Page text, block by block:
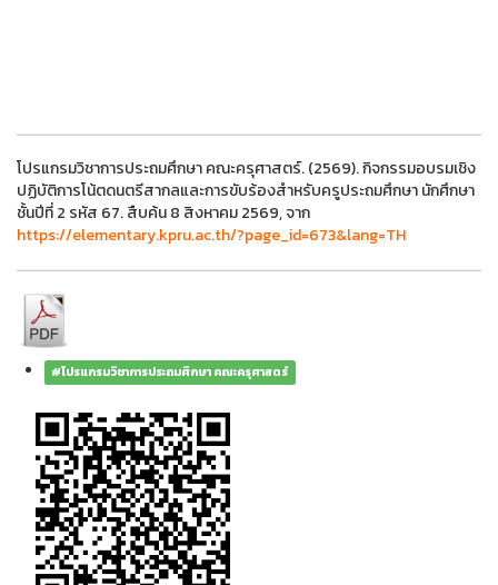
โปรแกรมวิชาการประถมศึกษา คณะครุศาสตร์. (2569). กิจกรรมอบรมเชิง
ปฏิบัติการโน้ตดนตรีสากลและการขับร้องสำหรับครูประถมศึกษา นักศึกษา
ชั้นปีที่ 2 รหัส 67. สืบค้น 8 สิงหาคม 2569, จาก
https://elementary.kpru.ac.th/?page_id=673&lang=TH
#โปรแกรมวิชาการประถมศึกษา คณะครุศาสตร์